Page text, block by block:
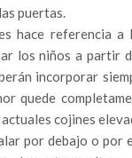
puertas.
hace referencia a
los niños a partir
incorporar
quede
cojines
por debajo o por